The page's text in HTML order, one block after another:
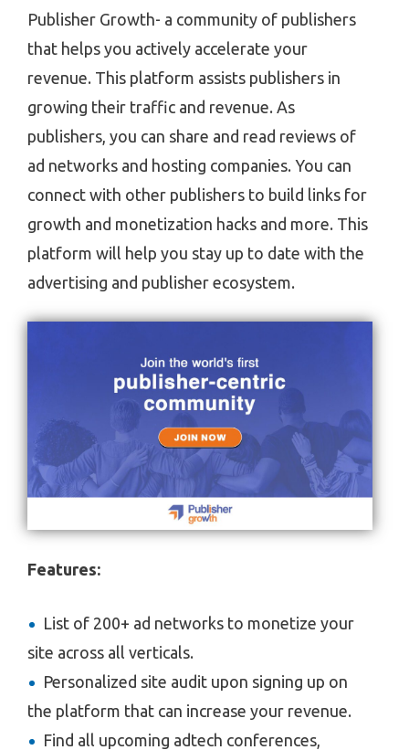
Publisher Growth- a community of publishers
that helps you actively accelerate your
revenue. This platform assists publishers in
growing their traffic and revenue. As
publishers, you can share and read reviews of
ad networks and hosting companies. You can
connect with other publishers to build links for
growth and monetization hacks and more. This
platform will help you stay up to date with the
advertising and publisher ecosystem.
Features:
List of 200+ ad networks to monetize your
site across all verticals.
Personalized site audit upon signing up on
the platform that can increase your revenue.
Find all upcoming adtech conferences,